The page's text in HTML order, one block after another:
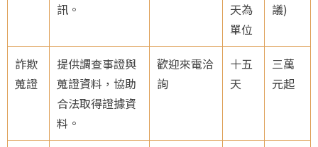
訊。
天為
單位
議)
詐欺
蒐證
提供調查事證與
蒐證資料，協助
合法取得證據資
料。
歡迎來電洽
詢
十五
天
三萬
元起